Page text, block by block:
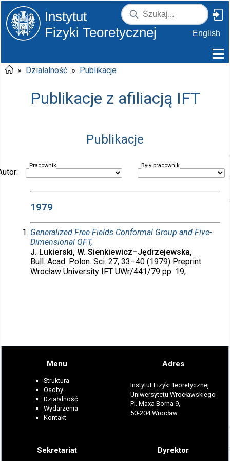
Instytut
Fizyki Teoretycznej
English
» Działalność » Publikacje
Publikacje z afiliacją IFT
Publikacje
Pracownik Były pracownik
1979
Generalized Free Fields Conformal Group and Five-
Dimensional QFT,
J. Lukierski, W. Sienkiewicz–Jędrzejewska,
Bull. Acad. Polon. Sci. 27, 33–40 (1979) Preprint
Wrocław University IFT UWr/441/79 pp. 19,
Menu
Struktura
Osoby
Działalność
Wydarzenia
Kontakt
Adres
Instytut Fizyki Teoretycznej
Uniwersytetu Wrocławskiego
Pl. Maxa Borna 9,
50-204 Wrocław
Sekretariat Dyrektor